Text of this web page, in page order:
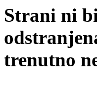
Strani ni
trenutno